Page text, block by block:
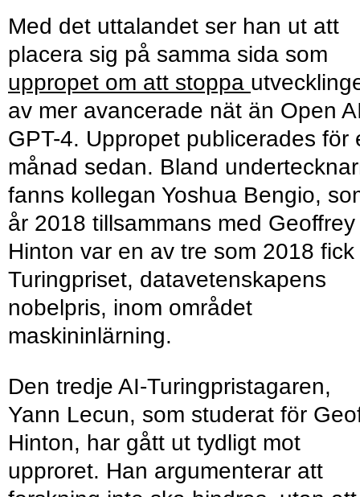
Med det uttalandet ser han ut att
placera sig på samma sida som
uppropet om att stoppa
av mer avancerade nät än Open
GPT-4. Uppropet publicerades för
månad sedan. Bland
fanns kollegan Yoshua Bengio,
år 2018 tillsammans med Geoffrey
Hinton var en av tre som 2018 fick
Turingpriset, datavetenskapens
nobelpris, inom området
maskininlärning.
Den tredje AI-Turingpristagaren,
Yann Lecun, som studerat för
Hinton, har gått ut tydligt mot
upproret. Han argumenterar att